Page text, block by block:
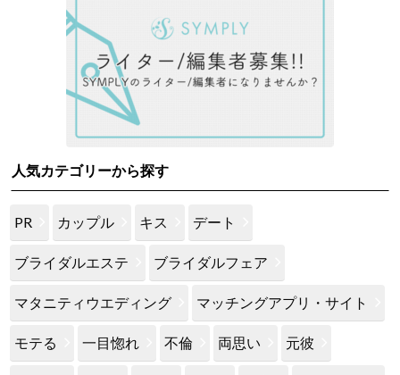
人気カテゴリーから探す
PR カップル キス デート
ブライダルエステ ブライダルフェア
マタニティウエディング マッチングアプリ・サイト
モテる 一目惚れ 不倫 両思い 元彼